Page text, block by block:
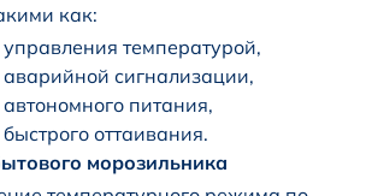
как:
управления температурой,
аварийной сигнализации,
питания,
оттаивания.
морозильника